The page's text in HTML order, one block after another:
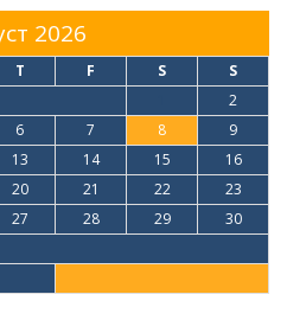
2026
T F S S
2
6 7 8
9
13 14 15
16
20 21 22
23
27 28 29
30